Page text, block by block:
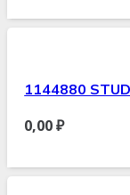
1144880
0,00₽